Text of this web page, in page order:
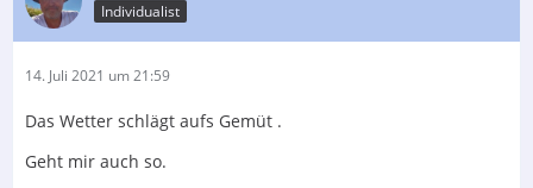
Individualist
14. Juli 2021 um 21:59
Das Wetter schlägt aufs Gemüt .
Geht mir auch so.